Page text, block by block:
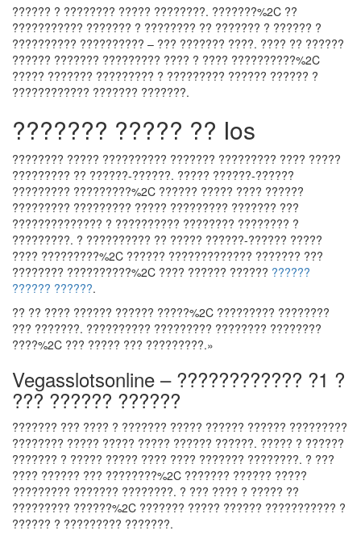
?????? ? ???????? ????? ????????. ???????%2C ??
??????????? ??????? ? ???????? ?? ??????? ? ?????? ?
?????????? ?????????? – ??? ??????? ????. ???? ?? ??????
?????? ??????? ????????? ???? ? ???? ??????????%2C
????? ??????? ????????? ? ????????? ?????? ?????? ?
???????????? ??????? ???????.
??????? ????? ?? Ios
???????? ????? ?????????? ??????? ????????? ???? ?????
????????? ?? ??????-??????. ????? ??????-??????
????????? ?????????%2C ?????? ????? ???? ??????
????????? ????????? ????? ????????? ??????? ???
?????????????? ? ?????????? ???????? ???????? ?
?????????. ? ?????????? ?? ????? ??????-?????? ?????
???? ?????????%2C ?????? ????????????? ??????? ???
???????? ??????????%2C ???? ?????? ?????? ??????
?????? ??????.
?? ?? ???? ?????? ?????? ?????%2C ????????? ????????
??? ???????. ?????????? ????????? ???????? ????????
????%2C ??? ????? ??? ?????????.»
Vegasslotsonline – ???????????? ?1 ?
??? ?????? ??????
??????? ??? ???? ? ??????? ????? ?????? ?????? ?????????
???????? ????? ????? ????? ?????? ??????. ????? ? ??????
??????? ? ????? ????? ???? ???? ??????? ????????. ? ???
???? ?????? ??? ????????%2C ??????? ?????? ?????
????????? ??????? ????????. ? ??? ???? ? ????? ??
????????? ??????%2C ??????? ????? ?????? ??????????? ?
?????? ? ????????? ???????.